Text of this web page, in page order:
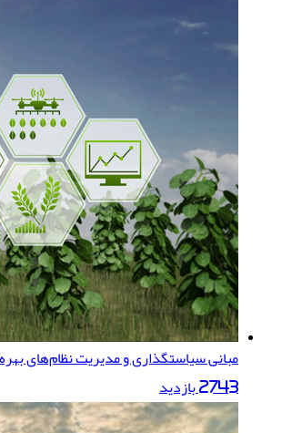
مبانی سیاستگذاری و مدیریت نظام‌های بهره‌
2743 بازدید